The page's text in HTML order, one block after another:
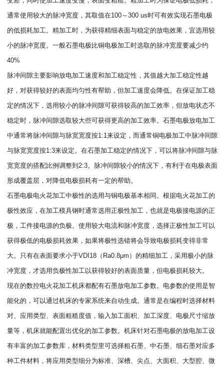
通常使用较大的脉冲宽度，其取值在100～300 us时可有效实现石墨电极
的低损耗加工。精加工时，为获得精细表面与稳定的放电效果，宜选用较
小的脉冲宽度。一般石墨电极比铜电极加工时选取的脉冲宽度要减少约
40%
脉冲间隙主要影响放电加工速度和加工稳定性，其值越大加工稳定性越
好，对获得较好的表面均匀性有帮助，但加工速度会降低。在保证加工稳
定的情况下，选用较小的脉冲间隙可获得较高的加工效率，但放电状态不
稳定时，脉冲间隙选取较大些可获得更高的加工效率。石墨电极放电加工
中通常将脉冲间隙与脉宽宽度按1:1来设定，而通常铜电极加工中脉冲间隙
与脉宽宽度按1:3来设定。在石墨加工稳定的情况下，可以将脉冲间隙与脉
宽宽度的搭配比例调整到2:3。脉冲间隙较小的情况下，有利于在电极表面
形成覆盖层，对降低电极损耗有一定的帮助。
石墨电极电火花加工中极性的选用与铜电极基本相同。根据电火花加工的
极性效应，在加工模具钢时通常选用正极性加工，也就是电极接电源的正
极，工件接电源的负极。使用较大电流和脉冲宽度，选择正极性加工可以
获得极低的电极损耗效果，如果将极性选错将会导致电极损耗变得非常
大。只有在表面要求小于VDI18（Ra0.8μm）的精细加工，采用极小的脉
冲宽度，才选用负极性加工以获得较好的表面质量，但电极损耗较大。
现在的数控电火花加工机床都配有石墨放电加工参数。电参数的使用是智
能化的，可以通过机床的专家系统来自动生成。通常是在编程时选择材料
对、应用类型、表面粗糙度值，输入加工面积、加工深度、电极尺寸缩放
量等，机床就能配置出优化的加工参数。机床针对石墨电极的放电加工设
有丰富的加工参数库，材料类型里可选择粗石墨、中石墨、细石墨对应多
种工件材料，将应用类型细分为标准、深槽、尖点、大面积、大型腔、微